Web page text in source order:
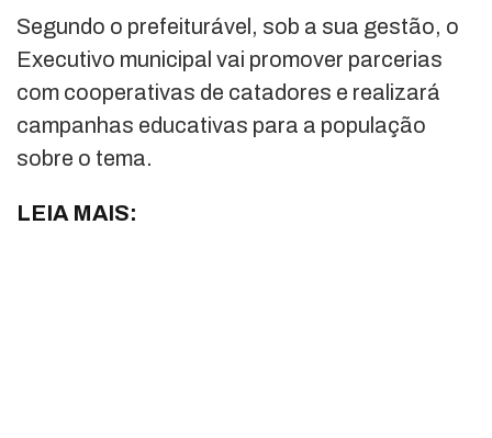
Segundo o prefeiturável, sob a sua gestão, o
Executivo municipal vai promover parcerias
com cooperativas de catadores e realizará
campanhas educativas para a população
sobre o tema.
LEIA MAIS: